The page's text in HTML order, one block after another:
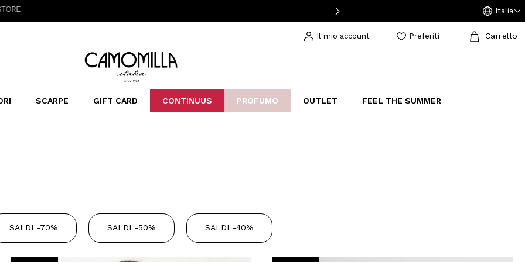
Italia
Il mio account Preferiti Carrello
Camomilla Italia®
SCARPE GIFT CARD CONTINUUS PROFUMO OUTLET FEEL THE SUMMER
SALDI -70% SALDI -50% SALDI -40%